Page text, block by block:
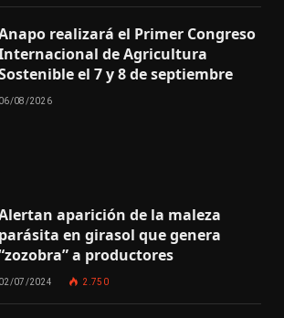
realizará el Primer Congreso
de Agricultura
el 7 y 8 de septiembre
06/08/2026
aparición de la maleza
parásita en girasol que genera
a productores
02/07/2024 2.750